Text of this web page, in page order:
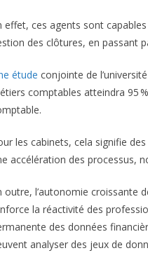
effet, ces agents sont
des clôtures, en passant
étude conjointe de
comptables atteindra 95
les cabinets, cela signifie
accélération des processus,
outre, l’autonomie croissante
la réactivité des
des données
analyser des jeux de